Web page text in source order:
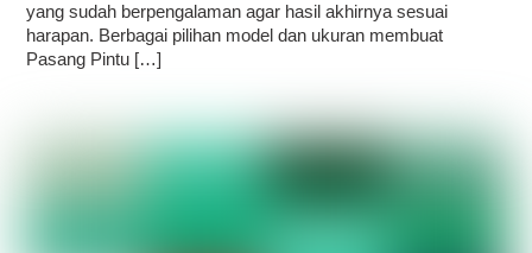
yang sudah berpengalaman agar hasil akhirnya sesuai
harapan. Berbagai pilihan model dan ukuran membuat
Pasang Pintu […]